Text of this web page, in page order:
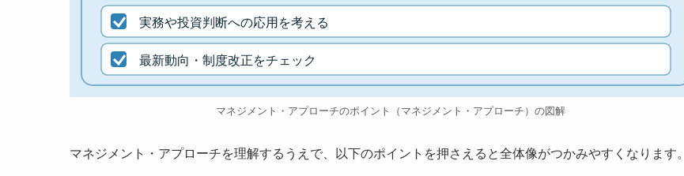
実務や投資判断への応用を考える
最新動向・制度改正をチェック
マネジメント・アプローチのポイント（マネジメント・アプローチ）の図解
マネジメント・アプローチを理解するうえで、以下のポイントを押さえると全体像がつかみやすくなります。